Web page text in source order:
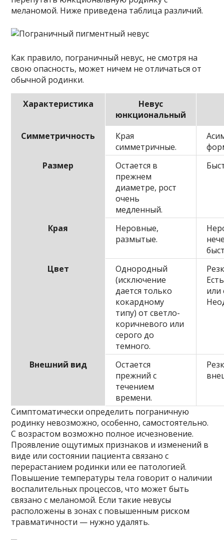
меланомой. Ниже приведена таблица различий.
Как правило, пограничный невус, не смотря на
свою опасность, может ничем не отличаться от
обычной родинки.
Характеристика
Невус
юнкциональный
Симметричность
Края
симметричные.
Размер
Остается в
прежнем
диаметре, рост
очень
медленный.
Края
Неровные,
размытые.
Цвет
Однородный
(исключение
дается только
кокардному
типу) от светло-
коричневого или
серого до
темного.
или
Внешний вид
Остается
прежний с
течением
времени.
Симптоматически определить пограничную
родинку невозможно, особенно, самостоятельно.
С возрастом возможно полное исчезновение.
Проявление ощутимых признаков и изменений в
виде или состоянии пациента связано с
перерастанием родинки или ее патологией.
Повышение температуры тела говорит о наличии
воспалительных процессов, что может быть
связано с меланомой. Если такие невусы
расположены в зонах с повышенным риском
травматичности — нужно удалять.